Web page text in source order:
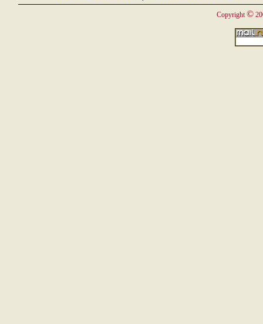
Copyright ©